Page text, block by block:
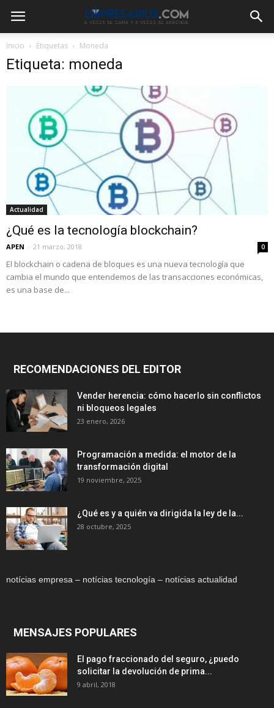
Inicio Etiquetas Moneda
Etiqueta: moneda
Actualidad
¿Qué es la tecnología blockchain?
APEN - 21 marzo, 2018 0
El blockchain o cadena de bloques es una nueva tecnología que
cambia el mundo que entendemos de las transacciones económicas,
es una base de...
RECOMENDACIONES DEL EDITOR
Vender herencia: cómo hacerlo sin conflictos
ni bloqueos legales
23 enero, 2026
Programación a medida: el motor de la
transformación digital
19 noviembre, 2025
¿Qué es y a quién va dirigida la ley de la...
28 octubre, 2025
notícias empresa – notícias tecnología – notícias actualidad
MENSAJES POPULARES
El pago fraccionado del seguro, ¿puedo
solicitar la devolución de prima...
9 abril, 2018